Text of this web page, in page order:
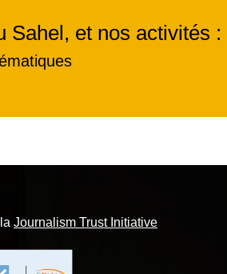
Sahel, et nos activités :
Journalism Trust Initiative